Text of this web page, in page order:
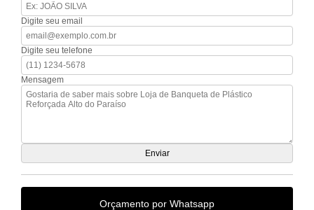
Digite seu email
Digite seu telefone
Mensagem
Orçamento por Whatsapp